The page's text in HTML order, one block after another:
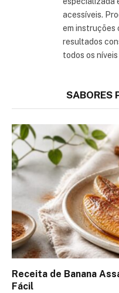
acessíveis.
em instruções
resultados
todos os
SABORES
Receita de Banana
Fácil